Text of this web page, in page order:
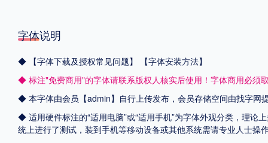
字体说明
◆ 【字体下载及授权常见问题】
【字体安装方法】
◆ 标注"免费商用"的字体请联系版权人核实后使用！字体商用必须
◆ 本字体由会员【admin】自行上传发布，会员存储空间由找字网
◆ 适用硬件标注的“适用电脑”或“适用手机”为字体外观分类，理论
统上进行了测试，装到手机等移动设备或其他系统需请专业人士